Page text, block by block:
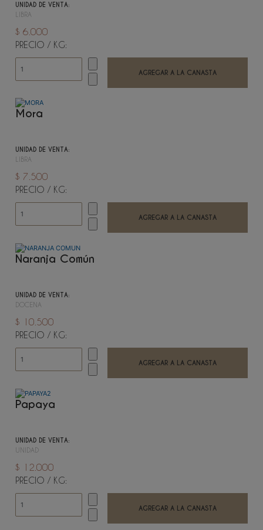
UNIDAD DE VENTA:
LIBRA
$ 6.000
PRECIO / KG:
Mora
UNIDAD DE VENTA:
LIBRA
$ 7.500
PRECIO / KG:
Naranja Común
UNIDAD DE VENTA:
DOCENA
$ 10.500
PRECIO / KG:
Papaya
UNIDAD DE VENTA:
UNIDAD
$ 12.000
PRECIO / KG: